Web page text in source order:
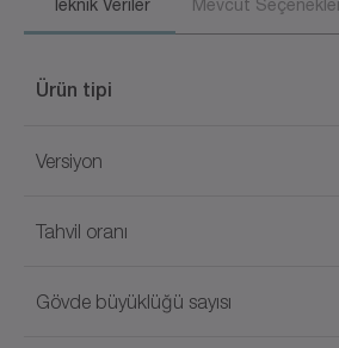
Ürün tipi
Versiyon
Tahvil oranı
Gövde büyüklüğü sayısı